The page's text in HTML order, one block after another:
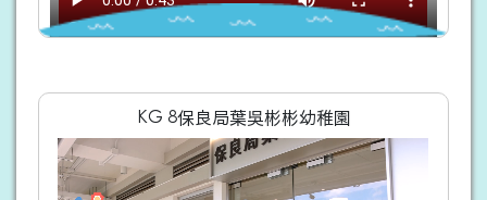
KG 8保良局葉吳彬彬幼稚園